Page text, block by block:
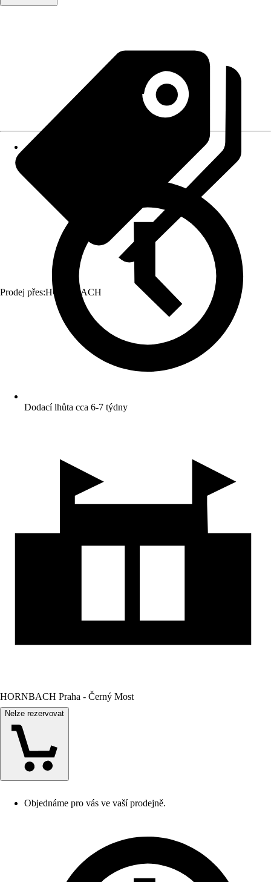
Prodej přes:HORNBACH
Dodací lhůta cca 6-7 týdny
HORNBACH Praha - Černý Most
Nelze rezervovat
Objednáme pro vás ve vaší prodejně.